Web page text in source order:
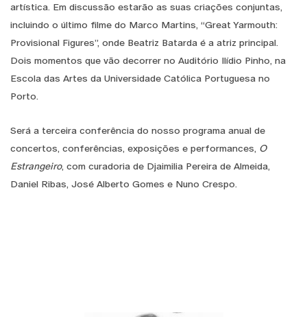
artística. Em discussão estarão as suas criações conjuntas,
incluindo o último filme do Marco Martins, “Great Yarmouth:
Provisional Figures”, onde Beatriz Batarda é a atriz principal.
Dois momentos que vão decorrer no Auditório Ilídio Pinho, na
Escola das Artes da Universidade Católica Portuguesa no
Porto.
Será a terceira conferência do nosso programa anual de
concertos, conferências, exposições e performances, O
Estrangeiro, com curadoria de Djaimilia Pereira de Almeida,
Daniel Ribas, José Alberto Gomes e Nuno Crespo.